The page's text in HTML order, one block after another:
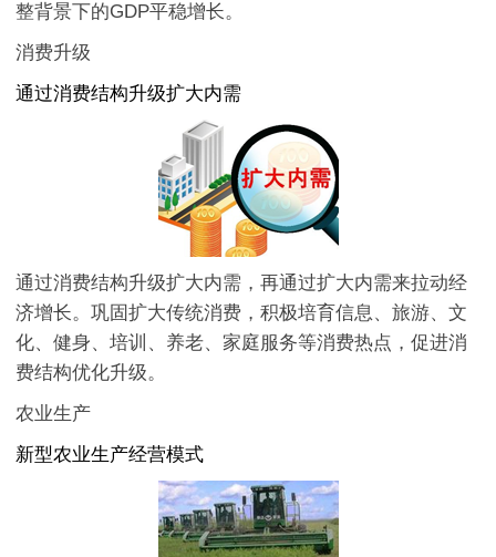
整背景下的GDP平稳增长。
消费升级
通过消费结构升级扩大内需
通过消费结构升级扩大内需，再通过扩大内需来拉动经
济增长。巩固扩大传统消费，积极培育信息、旅游、文
化、健身、培训、养老、家庭服务等消费热点，促进消
费结构优化升级。
农业生产
新型农业生产经营模式